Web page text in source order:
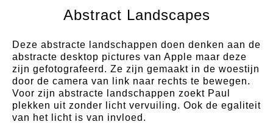
Abstract Landscapes
Deze abstracte landschappen doen denken aan de
abstracte desktop pictures van Apple maar deze
zijn gefotografeerd. Ze zijn gemaakt in de woestijn
door de camera van link naar rechts te bewegen.
Voor zijn abstracte landschappen zoekt Paul
plekken uit zonder licht vervuiling. Ook de egaliteit
van het licht is van invloed.